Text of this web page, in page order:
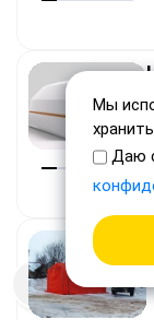
Мы
Даю